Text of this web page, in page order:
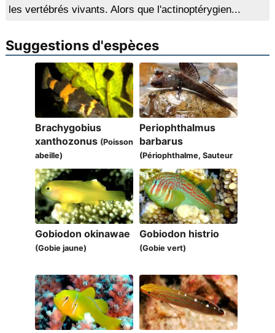
les vertébrés vivants. Alors que l'actinoptérygien...
Suggestions d'espèces
Brachygobius
xanthozonus (Poisson
abeille)
Periophthalmus
barbarus
(Périophthalme, Sauteur
de vase Atlantique)
Gobiodon okinawae
(Gobie jaune)
Gobiodon histrio
(Gobie vert)